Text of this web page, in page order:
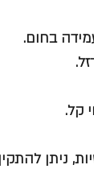
בחום.
ניתן